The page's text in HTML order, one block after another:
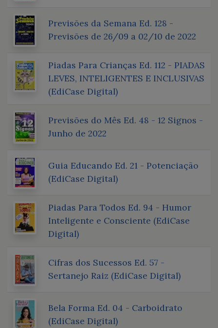
Previsões da Semana Ed. 128 -
Previsões de 26/09 a 02/10 de 2022
Piadas Para Crianças Ed. 112 - PIADAS
LEVES, INTELIGENTES E INCLUSIVAS
(EdiCase Digital)
Previsões do Mês Ed. 48 - 12 Signos -
Junho de 2022
Guia Educando Ed. 21 - Potenciação
(EdiCase Digital)
Piadas Para Todos Ed. 94 - Humor
Inteligente e Consciente (EdiCase
Digital)
Cifras dos Sucessos Ed. 57 -
Sertanejo Raiz (EdiCase Digital)
Bela Forma Ed. 04 - Carboidrato
(EdiCase Digital)